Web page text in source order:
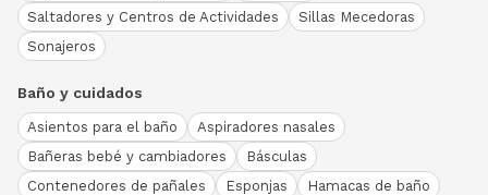
Saltadores y Centros de Actividades
Sillas Mecedoras
Sonajeros
Baño y cuidados
Asientos para el baño
Aspiradores nasales
Bañeras bebé y cambiadores
Básculas
Contenedores de pañales
Esponjas
Hamacas de baño